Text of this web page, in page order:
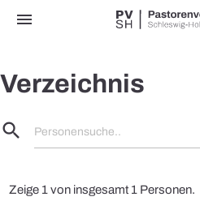
menu
Verzeichnis
search Personensuche..
Zeige 1 von insgesamt 1 Personen.